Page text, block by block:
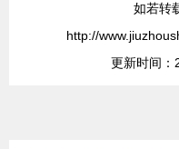
如若转
http://
更新时间